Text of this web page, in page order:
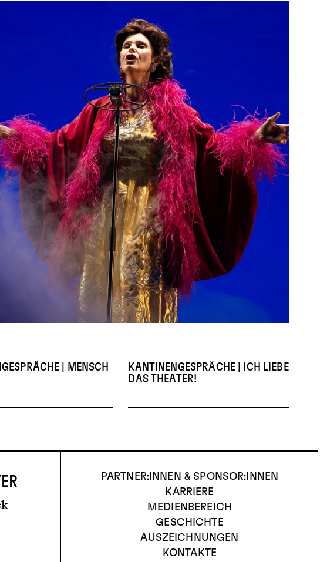
| MENSCH
KANTINENGESPRÄCHE | ICH LIEBE
DAS THEATER!
PARTNER:INNEN & SPONSOR:INNEN
KARRIERE
MEDIENBEREICH
GESCHICHTE
AUSZEICHNUNGEN
KONTAKTE